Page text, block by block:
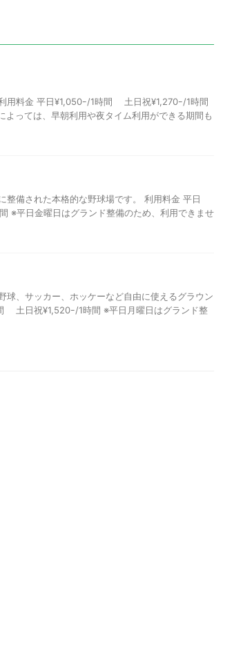
用料金 平日¥1,050ｰ/1時間 土日祝¥1,270ｰ/1時間
っては、早朝利用や夜タイム利用ができる期間も
整備された本格的な野球場です。 利用料金 平日
平日金曜日はグランド整備のため、利用できませ
球、サッカー、ホッケーなど自由に使えるグラウン
土日祝¥1,520ｰ/1時間 ※平日月曜日はグランド整